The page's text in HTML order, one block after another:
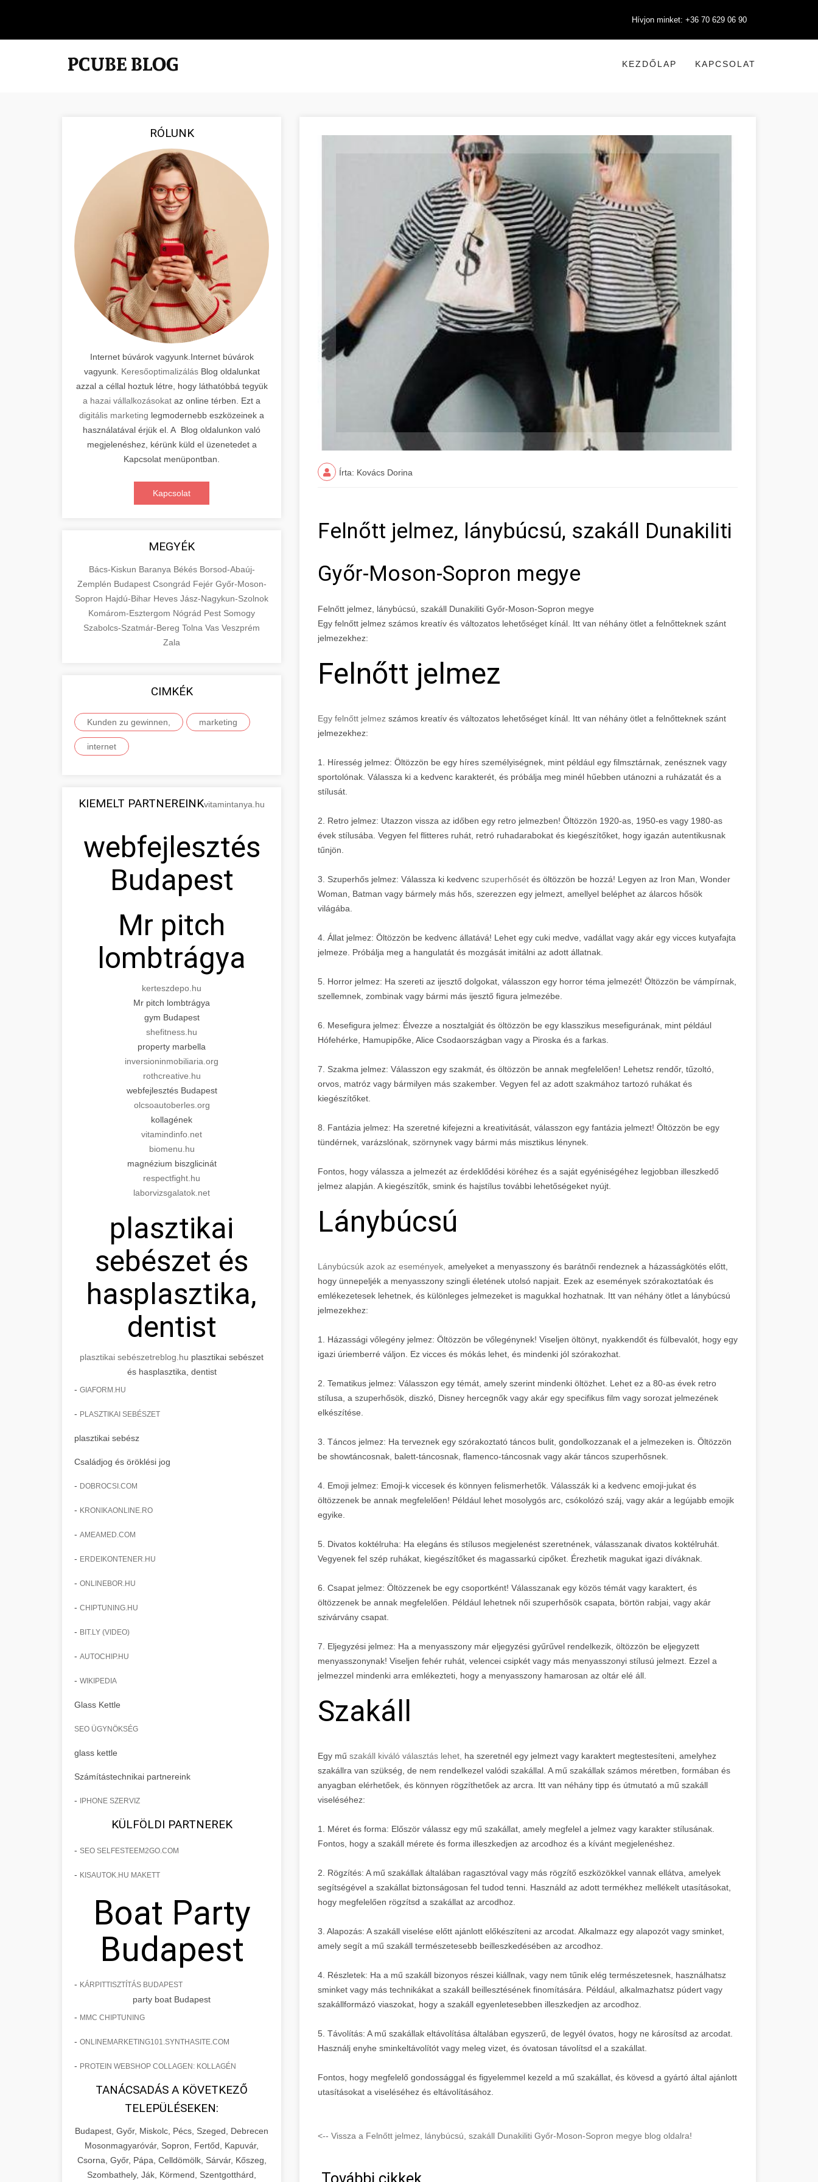
Hívjon minket: +36 70 629 06 90
KEZDŐLAP KAPCSOLAT
RÓLUNK
Internet búvárok vagyunk.Internet búvárok
vagyunk. KeresőoptimalizálásBlog oldalunkat
azzal a céllal hoztuk létre, hogy láthatóbbá tegyük
a hazai vállalkozásokat az online térben. Ezt a
digitális marketing legmodernebb eszközeinek a
használatával érjük el. A Blog oldalunkon való
megjelenéshez, kérünk küld el üzenetedet a
Kapcsolat menüpontban.
Kapcsolat
MEGYÉK
Bács-Kiskun Baranya Békés Borsod-Abaúj-
Zemplén Budapest Csongrád Fejér Győr-Moson-
Sopron Hajdú-Bihar Heves Jász-Nagykun-Szolnok
Komárom-Esztergom Nógrád Pest Somogy
Szabolcs-Szatmár-Bereg Tolna Vas Veszprém
Zala
CIMKÉK
Kunden zu gewinnen, marketing
internet
KIEMELT PARTNEREINKvitamintanya.hu
webfejlesztés
Budapest
Mr pitch
lombtrágya
kerteszdepo.hu
Mr pitch lombtrágya
gym Budapest
shefitness.hu
property marbella
inversioninmobiliaria.org
rothcreative.hu
webfejlesztés Budapest
olcsoautoberles.org
kollagének
vitamindinfo.net
biomenu.hu
magnézium biszglicinát
respectfight.hu
laborvizsgalatok.net
plasztikai
sebészet és
hasplasztika,
dentist
plasztikai sebészetreblog.hu plasztikai sebészet
és hasplasztika, dentist
- GIAFORM.HU
- PLASZTIKAI SEBÉSZET
plasztikai sebész
Családjog és öröklési jog
- DOBROCSI.COM
- KRONIKAONLINE.RO
- AMEAMED.COM
- ERDEIKONTENER.HU
- ONLINEBOR.HU
- CHIPTUNING.HU
- BIT.LY (VIDEO)
- AUTOCHIP.HU
- WIKIPEDIA
Glass Kettle
SEO ÜGYNÖKSÉG
glass kettle
Számítástechnikai partnereink
- IPHONE SZERVIZ
KÜLFÖLDI PARTNEREK
- SEO SELFESTEEM2GO.COM
- KISAUTOK.HU MAKETT
Boat Party
Budapest
- KÁRPITTISZTÍTÁS BUDAPEST
party boat Budapest
- MMC CHIPTUNING
- ONLINEMARKETING101.SYNTHASITE.COM
- PROTEIN WEBSHOP COLLAGEN: KOLLAGÉN
TANÁCSADÁS A KÖVETKEZŐ
TELEPÜLÉSEKEN:
Budapest, Győr, Miskolc, Pécs, Szeged, Debrecen
Mosonmagyaróvár, Sopron, Fertőd, Kapuvár,
Csorna, Győr, Pápa, Celldömölk, Sárvár, Kőszeg,
Szombathely, Ják, Körmend, Szentgotthárd,
Írta: Kovács Dorina
Felnőtt jelmez, lánybúcsú, szakáll Dunakiliti
Győr-Moson-Sopron megye
Felnőtt jelmez, lánybúcsú, szakáll Dunakiliti Győr-Moson-Sopron megye
Egy felnőtt jelmez számos kreatív és változatos lehetőséget kínál. Itt van néhány ötlet a felnőtteknek szánt
jelmezekhez:
Felnőtt jelmez
Egy felnőtt jelmez számos kreatív és változatos lehetőséget kínál. Itt van néhány ötlet a felnőtteknek szánt
jelmezekhez:
1. Híresség jelmez: Öltözzön be egy híres személyiségnek, mint például egy filmsztárnak, zenésznek vagy
sportolónak. Válassza ki a kedvenc karakterét, és próbálja meg minél hűebben utánozni a ruházatát és a
stílusát.
2. Retro jelmez: Utazzon vissza az időben egy retro jelmezben! Öltözzön 1920-as, 1950-es vagy 1980-as
évek stílusába. Vegyen fel flitteres ruhát, retró ruhadarabokat és kiegészítőket, hogy igazán autentikusnak
tűnjön.
3. Szuperhős jelmez: Válassza ki kedvenc szuperhősét és öltözzön be hozzá! Legyen az Iron Man, Wonder
Woman, Batman vagy bármely más hős, szerezzen egy jelmezt, amellyel beléphet az álarcos hősök
világába.
4. Állat jelmez: Öltözzön be kedvenc állatává! Lehet egy cuki medve, vadállat vagy akár egy vicces kutyafajta
jelmeze. Próbálja meg a hangulatát és mozgását imitálni az adott állatnak.
5. Horror jelmez: Ha szereti az ijesztő dolgokat, válasszon egy horror téma jelmezét! Öltözzön be vámpírnak,
szellemnek, zombinak vagy bármi más ijesztő figura jelmezébe.
6. Mesefigura jelmez: Élvezze a nosztalgiát és öltözzön be egy klasszikus mesefigurának, mint például
Hófehérke, Hamupipőke, Alice Csodaországban vagy a Piroska és a farkas.
7. Szakma jelmez: Válasszon egy szakmát, és öltözzön be annak megfelelően! Lehetsz rendőr, tűzoltó,
orvos, matróz vagy bármilyen más szakember. Vegyen fel az adott szakmához tartozó ruhákat és
kiegészítőket.
8. Fantázia jelmez: Ha szeretné kifejezni a kreativitását, válasszon egy fantázia jelmezt! Öltözzön be egy
tündérnek, varázslónak, szörnynek vagy bármi más misztikus lénynek.
Fontos, hogy válassza a jelmezét az érdeklődési köréhez és a saját egyéniségéhez legjobban illeszkedő
jelmez alapján. A kiegészítők, smink és hajstílus további lehetőségeket nyújt.
Lánybúcsú
Lánybúcsúk azok az események, amelyeket a menyasszony és barátnői rendeznek a házasságkötés előtt,
hogy ünnepeljék a menyasszony szingli életének utolsó napjait. Ezek az események szórakoztatóak és
emlékezetesek lehetnek, és különleges jelmezeket is magukkal hozhatnak. Itt van néhány ötlet a lánybúcsú
jelmezekhez:
1. Házassági vőlegény jelmez: Öltözzön be vőlegénynek! Viseljen öltönyt, nyakkendőt és fülbevalót, hogy egy
igazi úriemberré váljon. Ez vicces és mókás lehet, és mindenki jól szórakozhat.
2. Tematikus jelmez: Válasszon egy témát, amely szerint mindenki öltözhet. Lehet ez a 80-as évek retro
stílusa, a szuperhősök, diszkó, Disney hercegnők vagy akár egy specifikus film vagy sorozat jelmezének
elkészítése.
3. Táncos jelmez: Ha terveznek egy szórakoztató táncos bulit, gondolkozzanak el a jelmezeken is. Öltözzön
be showtáncosnak, balett-táncosnak, flamenco-táncosnak vagy akár táncos szuperhősnek.
4. Emoji jelmez: Emoji-k viccesek és könnyen felismerhetők. Válasszák ki a kedvenc emoji-jukat és
öltözzenek be annak megfelelően! Például lehet mosolygós arc, csókolózó száj, vagy akár a legújabb emojik
egyike.
5. Divatos koktélruha: Ha elegáns és stílusos megjelenést szeretnének, válasszanak divatos koktélruhát.
Vegyenek fel szép ruhákat, kiegészítőket és magassarkú cipőket. Érezhetik magukat igazi díváknak.
6. Csapat jelmez: Öltözzenek be egy csoportként! Válasszanak egy közös témát vagy karaktert, és
öltözzenek be annak megfelelően. Például lehetnek női szuperhősök csapata, börtön rabjai, vagy akár
szivárvány csapat.
7. Eljegyzési jelmez: Ha a menyasszony már eljegyzési gyűrűvel rendelkezik, öltözzön be eljegyzett
menyasszonynak! Viseljen fehér ruhát, velencei csipkét vagy más menyasszonyi stílusú jelmezt. Ezzel a
jelmezzel mindenki arra emlékezteti, hogy a menyasszony hamarosan az oltár elé áll.
Szakáll
Egy mű szakáll kiváló választás lehet, ha szeretnél egy jelmezt vagy karaktert megtestesíteni, amelyhez
szakállra van szükség, de nem rendelkezel valódi szakállal. A mű szakállak számos méretben, formában és
anyagban elérhetőek, és könnyen rögzíthetőek az arcra. Itt van néhány tipp és útmutató a mű szakáll
viseléséhez:
1. Méret és forma: Először válassz egy mű szakállat, amely megfelel a jelmez vagy karakter stílusának.
Fontos, hogy a szakáll mérete és forma illeszkedjen az arcodhoz és a kívánt megjelenéshez.
2. Rögzítés: A mű szakállak általában ragasztóval vagy más rögzítő eszközökkel vannak ellátva, amelyek
segítségével a szakállat biztonságosan fel tudod tenni. Használd az adott termékhez mellékelt utasításokat,
hogy megfelelően rögzítsd a szakállat az arcodhoz.
3. Alapozás: A szakáll viselése előtt ajánlott előkészíteni az arcodat. Alkalmazz egy alapozót vagy sminket,
amely segít a mű szakáll természetesebb beilleszkedésében az arcodhoz.
4. Részletek: Ha a mű szakáll bizonyos részei kiállnak, vagy nem tűnik elég természetesnek, használhatsz
sminket vagy más technikákat a szakáll beillesztésének finomítására. Például, alkalmazhatsz púdert vagy
szakállformázó viaszokat, hogy a szakáll egyenletesebben illeszkedjen az arcodhoz.
5. Távolítás: A mű szakállak eltávolítása általában egyszerű, de legyél óvatos, hogy ne károsítsd az arcodat.
Használj enyhe sminkeltávolítót vagy meleg vizet, és óvatosan távolítsd el a szakállat.
Fontos, hogy megfelelő gondossággal és figyelemmel kezeld a mű szakállat, és kövesd a gyártó által ajánlott
utasításokat a viseléséhez és eltávolításához.
<-- Vissza a Felnőtt jelmez, lánybúcsú, szakáll Dunakiliti Győr-Moson-Sopron megye blog oldalra!
További cikkek